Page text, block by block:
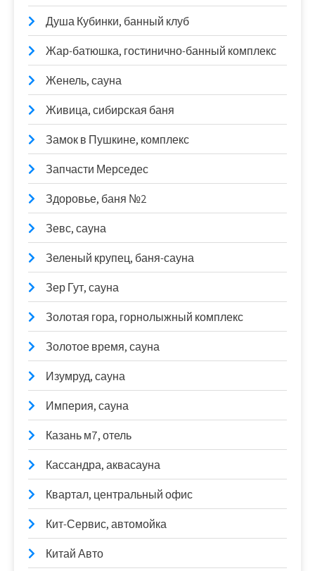
Душа Кубинки, банный клуб
Жар-батюшка, гостинично-банный комплекс
Женель, сауна
Живица, сибирская баня
Замок в Пушкине, комплекс
Запчасти Мерседес
Здоровье, баня №2
Зевс, сауна
Зеленый крупец, баня-сауна
Зер Гут, сауна
Золотая гора, горнолыжный комплекс
Золотое время, сауна
Изумруд, сауна
Империя, сауна
Казань м7, отель
Кассандра, аквасауна
Квартал, центральный офис
Кит-Сервис, автомойка
Китай Авто